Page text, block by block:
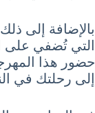
بالإضافة إلى
التي تُضفي على
حضور هذا
إلى رحلتك في